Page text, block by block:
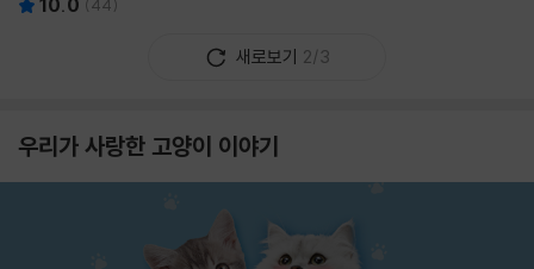
10.0 (44)
새로보기 2/3
우리가 사랑한 고양이 이야기